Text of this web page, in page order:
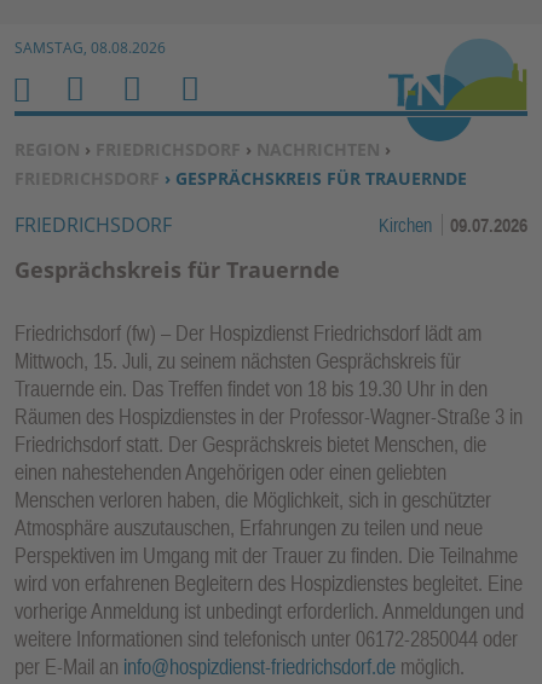
Zum Inhalt springen ↓
SAMSTAG, 08.08.2026
SIE BEFINDEN SICH HIER:
REGION › FRIEDRICHSDORF › NACHRICHTEN ›
FRIEDRICHSDORF › GESPRÄCHSKREIS FÜR TRAUERNDE
FRIEDRICHSDORF Kirchen 09.07.2026
Gesprächskreis für Trauernde
Friedrichsdorf (fw) – Der Hospizdienst Friedrichsdorf lädt am
Mittwoch, 15. Juli, zu seinem nächsten Gesprächskreis für
Trauernde ein. Das Treffen findet von 18 bis 19.30 Uhr in den
Räumen des Hospizdienstes in der Professor-Wagner-Straße 3 in
Friedrichsdorf statt. Der Gesprächskreis bietet Menschen, die
einen nahestehenden Angehörigen oder einen geliebten
Menschen verloren haben, die Möglichkeit, sich in geschützter
Atmosphäre auszutauschen, Erfahrungen zu teilen und neue
Perspektiven im Umgang mit der Trauer zu finden. Die Teilnahme
wird von erfahrenen Begleitern des Hospizdienstes begleitet. Eine
vorherige Anmeldung ist unbedingt erforderlich. Anmeldungen und
weitere Informationen sind telefonisch unter 06172-2850044 oder
per E-Mail an info@hospizdienst-friedrichsdorf.de möglich.
H
O
M
E
M
E
N
U
S
U
C
H
E
N
B
E
N
Z
R
F
U
N
K
TI
O
N
E
N